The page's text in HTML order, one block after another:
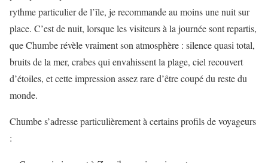
rythme particulier de l’île, je recommande au moins une nuit sur
place. C’est de nuit, lorsque les visiteurs à la journée sont repartis,
que Chumbe révèle vraiment son atmosphère : silence quasi total,
bruits de la mer, crabes qui envahissent la plage, ciel recouvert
d’étoiles, et cette impression assez rare d’être coupé du reste du
monde.
Chumbe s’adresse particulièrement à certains profils de voyageurs
: